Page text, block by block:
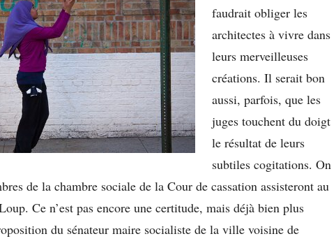
faudrait obliger les
architectes à vivre dans
leurs merveilleuses
créations. Il serait bon
aussi, parfois, que les
juges touchent du doigt
le résultat de leurs
subtiles cogitations. On
de la chambre sociale de la Cour de cassation assisteront au
Ce n’est pas encore une certitude, mais déjà bien plus
du sénateur maire socialiste de la ville voisine de